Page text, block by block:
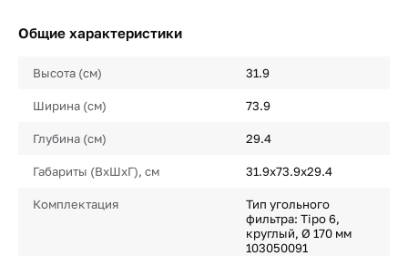
Общие характеристики
Высота (см) 31.9
Ширина (см) 73.9
Глубина (см) 29.4
Габариты (ВхШхГ), см 31.9х73.9х29.4
Комплектация
Тип угольного
фильтра: Tipo 6,
круглый, Ø 170 мм
103050091